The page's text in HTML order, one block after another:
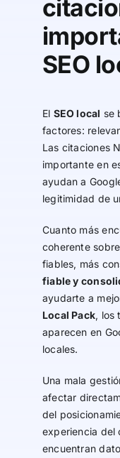
SEO
El SEO local se
factores:
Las citaciones
importante en
ayudan a
legitimidad de
Cuanto más
coherente
fiables, más
fiable y
ayudarte a
Local Pack, los
aparecen en
locales.
Una mala
afectar
del
experiencia del
encuentran